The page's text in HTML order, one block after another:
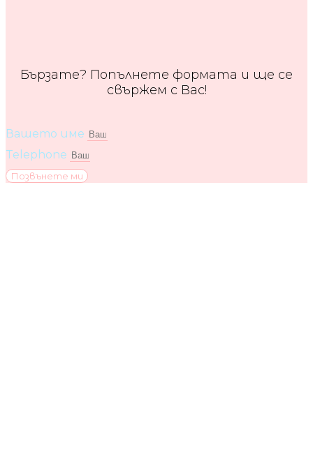
Бързате? Попълнете формата и ще се
свържем с Вас!
Вашето име
Telephone
Позвънете ми